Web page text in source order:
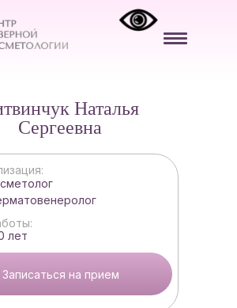
Наталья
Сергеевна
Записаться на прием
лет